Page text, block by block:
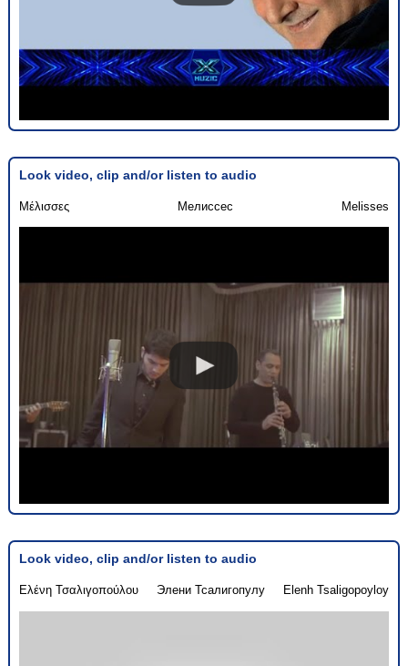
Look video, clip and/or listen to audio
Μέλισσες Мелиссес Melisses
Look video, clip and/or listen to audio
Ελένη Τσαλιγοπούλου Элени Тсалигопулу Elenh Tsaligopoyloy